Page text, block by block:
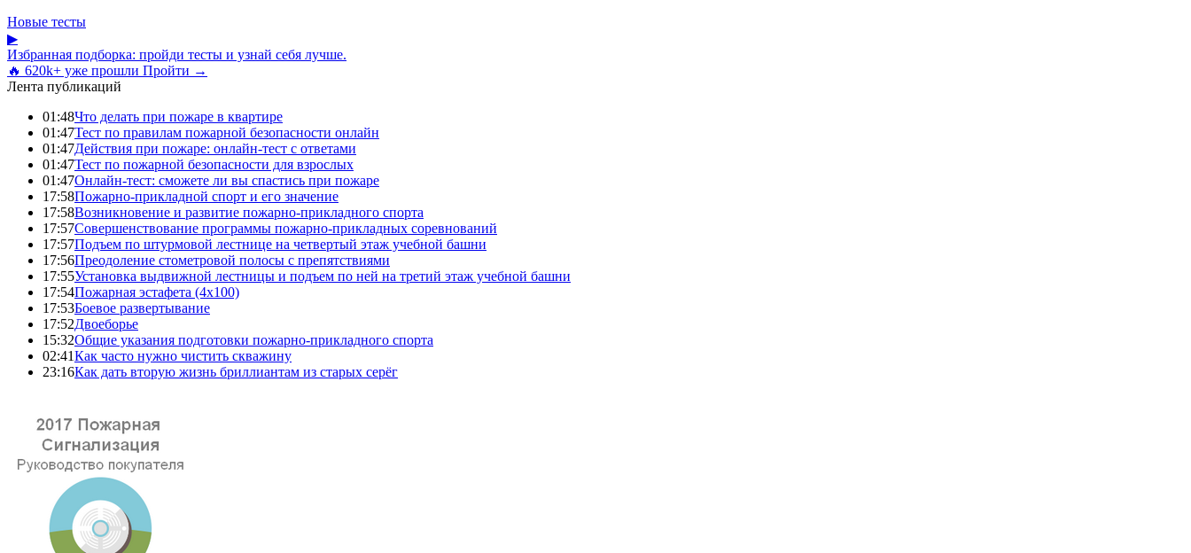
Новые тесты
▶
Избранная подборка: пройди тесты и узнай себя лучше.
🔥 620k+ уже прошли Пройти →
Лента публикаций
01:48Что делать при пожаре в квартире
01:47Тест по правилам пожарной безопасности онлайн
01:47Действия при пожаре: онлайн-тест с ответами
01:47Тест по пожарной безопасности для взрослых
01:47Онлайн-тест: сможете ли вы спастись при пожаре
17:58Пожарно-прикладной спорт и его значение
17:58Возникновение и развитие пожарно-прикладного спорта
17:57Совершенствование программы пожарно-прикладных соревнований
17:57Подъем по штурмовой лестнице на четвертый этаж учебной башни
17:56Преодоление стометровой полосы с препятствиями
17:55Установка выдвижной лестницы и подъем по ней на третий этаж учебной башни
17:54Пожарная эстафета (4x100)
17:53Боевое развертывание
17:52Двоеборье
15:32Общие указания подготовки пожарно-прикладного спорта
02:41Как часто нужно чистить скважину
23:16Как дать вторую жизнь бриллиантам из старых серёг